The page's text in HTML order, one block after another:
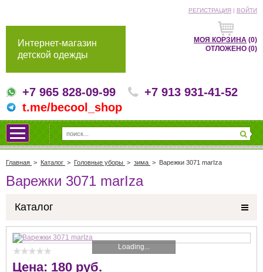
РЕГИСТРАЦИЯ | ВОЙТИ
Интернет-магазин
детской одежды
МОЯ КОРЗИНА (0)
ОТЛОЖЕНО (0)
+7 965 828-09-99
+7 913 931-41-52
t.me/becool_shop
Главная > Каталог > Головные уборы > зима > Варежки 3071 marIza
Варежки 3071 marIza
Каталог
Loading...
Цена: 180 руб.